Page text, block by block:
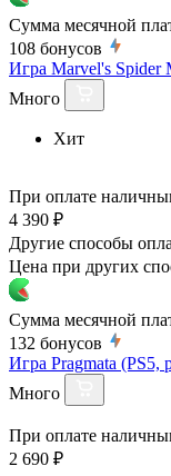
Сумма месячной
108 бонусов
Игра Marvel's Spider
Много
Хит
При оплате
4 390 ₽
Другие способы
Цена при других
Сумма месячной
132 бонусов
Игра Pragmata (PS5,
Много
При оплате
2 690 ₽